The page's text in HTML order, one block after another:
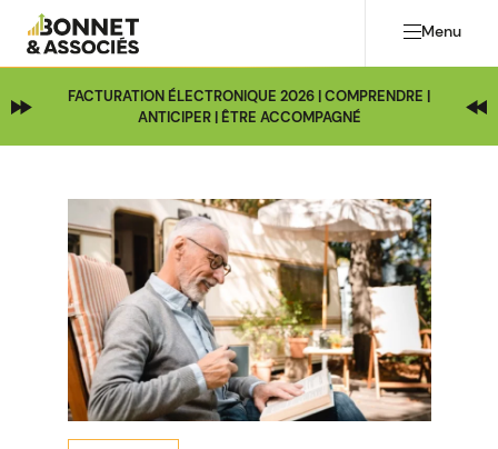
Menu
FACTURATION ÉLECTRONIQUE 2026 | COMPRENDRE |
ANTICIPER | ÊTRE ACCOMPAGNÉ